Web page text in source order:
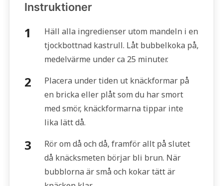
Instruktioner
Häll alla ingredienser utom mandeln i en
tjockbottnad kastrull. Låt bubbelkoka på,
medelvärme under ca 25 minuter.
Placera under tiden ut knäckformar på
en bricka eller plåt som du har smort
med smör, knäckformarna tippar inte
lika lätt då.
Rör om då och då, framför allt på slutet
då knäcksmeten börjar bli brun. När
bubblorna är små och kokar tätt är